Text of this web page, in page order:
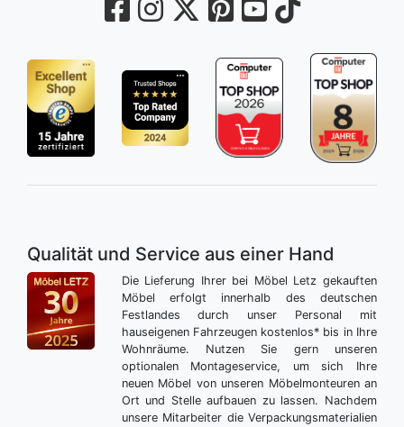
Qualität und Service aus einer Hand
Die Lieferung Ihrer bei Möbel Letz gekauften
Möbel erfolgt innerhalb des deutschen
Festlandes durch unser Personal mit
hauseigenen Fahrzeugen kostenlos* bis in Ihre
Wohnräume. Nutzen Sie gern unseren
optionalen Montageservice, um sich Ihre
neuen Möbel von unseren Möbelmonteuren an
Ort und Stelle aufbauen zu lassen. Nachdem
unsere Mitarbeiter die Verpackungsmaterialien